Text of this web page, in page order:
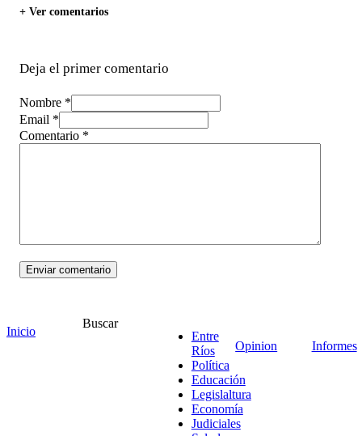
+ Ver comentarios
Deja el primer comentario
Nombre *
Email *
Comentario *
Inicio
Buscar
Entre
Ríos
Política
Educación
Legislaltura
Economía
Judiciales
Opinion Informes
¡Ponete en contacto!